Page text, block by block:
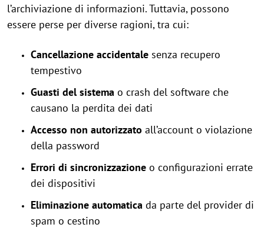
l’archiviazione di informazioni. Tuttavia, possono
essere perse per diverse ragioni, tra cui:
Cancellazione accidentale senza recupero
tempestivo
Guasti del sistema o crash del software che
causano la perdita dei dati
Accesso non autorizzato all’account o violazione
della password
Errori di sincronizzazione o configurazioni errate
dei dispositivi
Eliminazione automatica da parte del provider di
spam o cestino